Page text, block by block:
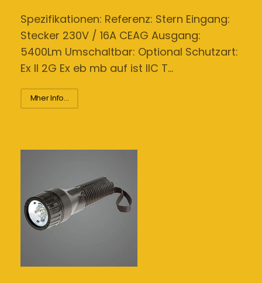
Spezifikationen: Referenz: Stern Eingang:
Stecker 230V / 16A CEAG Ausgang:
5400Lm Umschaltbar: Optional Schutzart:
Ex II 2G Ex eb mb auf ist IIC T…
Mher Info...